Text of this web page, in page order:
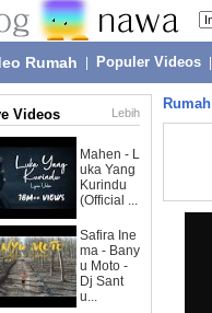
Rumah Populer Videos
Videos Lebih
Mahen - L
uka Yang
Kurindu
(Official ...
Safira Ine
ma - Bany
u Moto -
Dj Sant
u...
Rumah